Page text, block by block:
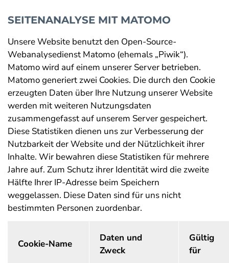
SEITENANALYSE MIT MATOMO
Unsere Website benutzt den Open-Source-
Webanalysedienst Matomo (ehemals „Piwik“).
Matomo wird auf einem unserer Server betrieben.
Matomo generiert zwei Cookies. Die durch den Cookie
erzeugten Daten über Ihre Nutzung unserer Website
werden mit weiteren Nutzungsdaten
zusammengefasst auf unserem Server gespeichert.
Diese Statistiken dienen uns zur Verbesserung der
Nutzbarkeit der Website und der Nützlichkeit ihrer
Inhalte. Wir bewahren diese Statistiken für mehrere
Jahre auf. Zum Schutz ihrer Identität wird die zweite
Hälfte Ihrer IP-Adresse beim Speichern
weggelassen. Diese Daten sind für uns nicht
bestimmten Personen zuordenbar.
Cookie-Name
Daten und
Zweck
Gültig
für